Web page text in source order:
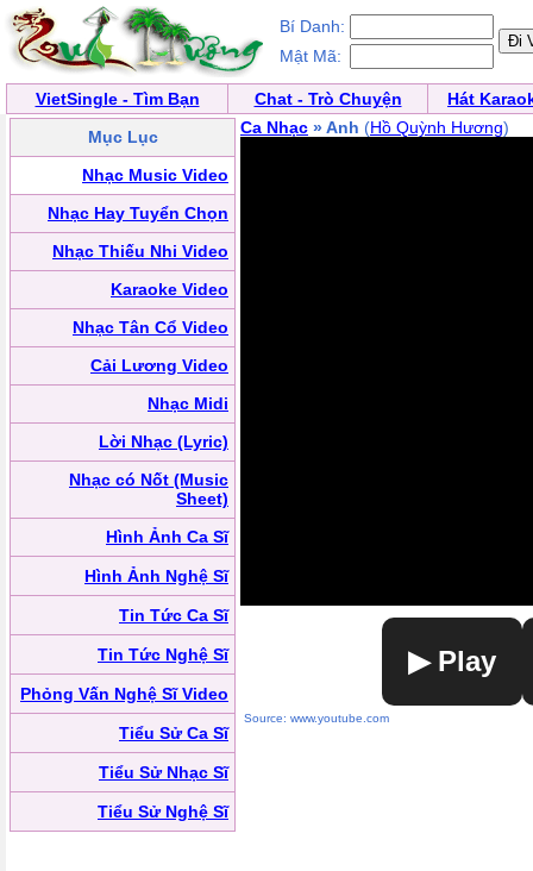
Bí Danh:
Mật Mã:
VietSingle - Tìm Bạn Chat - Trò Chuyện
Hát
Mục Lục
Nhạc Music Video
Nhạc Hay Tuyển Chọn
Nhạc Thiếu Nhi Video
Karaoke Video
Nhạc Tân Cổ Video
Cải Lương Video
Nhạc Midi
Lời Nhạc (Lyric)
Nhạc có Nốt (Music
Sheet)
Hình Ảnh Ca Sĩ
Hình Ảnh Nghệ Sĩ
Tin Tức Ca Sĩ
Tin Tức Nghệ Sĩ
Phỏng Vấn Nghệ Sĩ Video
Tiểu Sử Ca Sĩ
Tiểu Sử Nhạc Sĩ
Tiểu Sử Nghệ Sĩ
Ca Nhạc » Anh (Hồ Quỳnh Hương)
▶ Play
Source: www.youtube.com